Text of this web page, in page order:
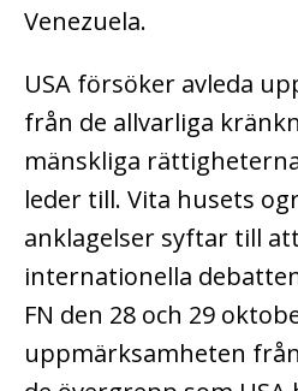
Venezuela.
USA försöker avleda
från de allvarliga
mänskliga
leder till. Vita husets
anklagelser syftar till
internationella
FN den 28 och 29
uppmärksamheten